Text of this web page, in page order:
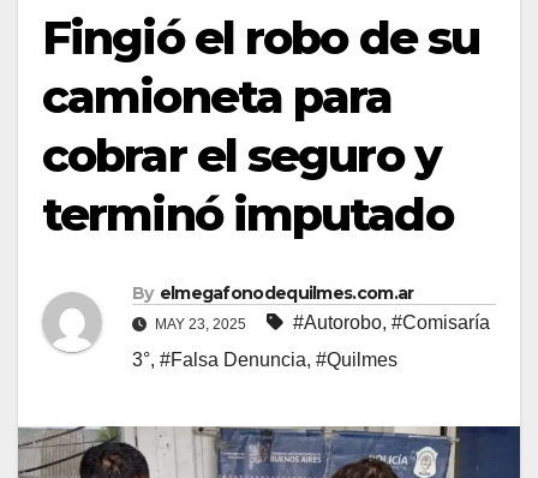
Fingió el robo de su
camioneta para
cobrar el seguro y
terminó imputado
By elmegafonodequilmes.com.ar
MAY 23, 2025 #Autorobo, #Comisaría
3°, #Falsa Denuncia, #Quilmes